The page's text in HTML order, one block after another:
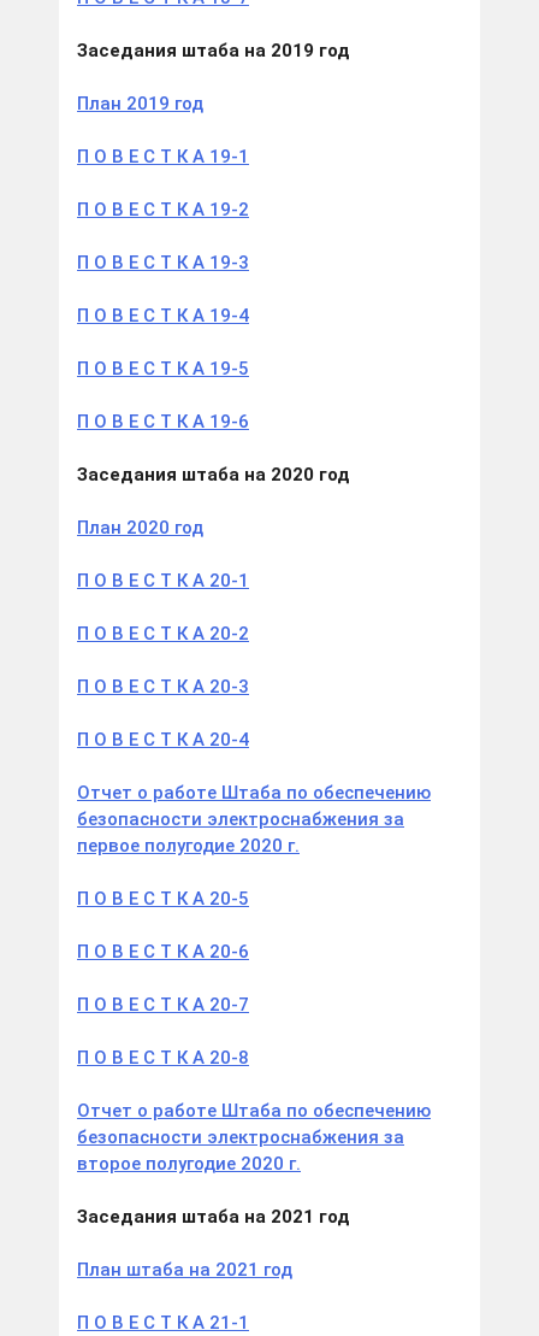
Заседания штаба на 2019 год
План 2019 год
П О В Е С Т К А 19-1
П О В Е С Т К А 19-2
П О В Е С Т К А 19-3
П О В Е С Т К А 19-4
П О В Е С Т К А 19-5
П О В Е С Т К А 19-6
Заседания штаба на 2020 год
План 2020 год
П О В Е С Т К А 20-1
П О В Е С Т К А 20-2
П О В Е С Т К А 20-3
П О В Е С Т К А 20-4
Отчет о работе Штаба по обеспечению
безопасности электроснабжения за
первое полугодие 2020 г.
П О В Е С Т К А 20-5
П О В Е С Т К А 20-6
П О В Е С Т К А 20-7
П О В Е С Т К А 20-8
Отчет о работе Штаба по обеспечению
безопасности электроснабжения за
второе полугодие 2020 г.
Заседания штаба на 2021 год
План штаба на 2021 год
П О В Е С Т К А 21-1